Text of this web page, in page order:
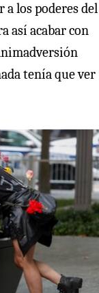
a los poderes del
así acabar con
tenía que ver